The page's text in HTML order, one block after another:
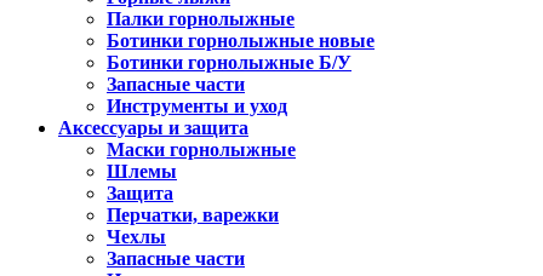
Палки горнолыжные
Ботинки горнолыжные новые
Ботинки горнолыжные Б/У
Запасные части
Инструменты и уход
Аксессуары и защита
Маски горнолыжные
Шлемы
Защита
Перчатки, варежки
Чехлы
Запасные части